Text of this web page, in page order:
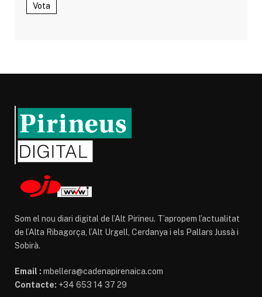
Vota
Som el nou diari digital de l’Alt Pirineu. T’apropem l’actualitat
de l’Alta Ribagorça, l’Alt Urgell, Cerdanya i els Pallars Jussà i
Sobirà.
Email : mbellera@cadenapirenaica.com
Contacte: +34 653 14 37 29